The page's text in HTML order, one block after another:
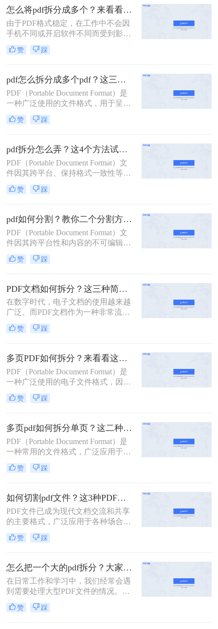
些常用的方法，帮助您轻松实现将一
个PDF拆成两部分的目标。
怎么将pdf拆分成多个？来看看这几个PDF拆分方法！
由于PDF格式稳定，在工作中不会因
手机不同或开启软件不同而受到影
响，因此我们经常使用PDF来传输文
件。但是，经常会遇到一种情况，需
部分内容，有些内容并不方便给他人
看。因此，此时最好的办法就是把它
拆分。所以，怎么将pdf拆分成多个
呢？以下是3种有用的PDF拆分方法，
一起来看看吧。
赞 踩
pdf怎么拆分成多个pdf？这三种方法教你轻松拆分！
PDF（Portable Document Format）是
一种广泛使用的文件格式，用于呈现
文档，因为它可以保持原始文档的格
式和布局，不受操作系统、软件或硬
将一个大型PDF文件拆分成多个较小
的PDF文件，以便于传输、编辑或阅
读。那么pdf怎么拆分成多个pdf呢？
本文将介绍三种拆分PDF的方法，并
提供一些实用技巧。
赞 踩
pdf拆分怎么弄？这4个方法试试看吧！
PDF（Portable Document Format）文
件因其跨平台、保持格式一致性等特
点，在办公和学习中得到了广泛应
用。然而，有时我们需要将一个较大
于分享、管理或打印。那么pdf拆分怎
么弄呢？本文将详细介绍几种常见的
PDF拆分方法，帮助您轻松完成PDF
文件的拆分工作。
赞 踩
pdf如何分割？教你二个分割方法！
PDF（Portable Document Format）文
件因其跨平台性和内容的不可编辑
性，在日常工作和学习中得到了广泛
应用。然而，有时我们需要将较大的
便于管理、传输或打印。那么pdf如何
分割呢？本文将详细介绍几种PDF分
割的方法，帮助您轻松完成这一任
务。
赞 踩
PDF文档如何拆分？这三种简单方法可以学习！
在数字时代，电子文档的使用越来越
广泛。而PDF文档作为一种非常流行
的电子文档格式，常常用于存储和传
输各种类型的文件。然而，有时候我
时候就需要将PDF文档拆分为多个部
分。本文将介绍PDF文档如何拆分，
并提供了几种实用的方法。
赞 踩
多页PDF如何拆分？来看看这三个PDF拆分方法！
PDF（Portable Document Format）是
一种广泛使用的电子文件格式，因其
跨平台、不易修改的特性而备受青
睐。然而，有时我们可能需要对一个
单独处理或分享其中的某一部分。那
么多页pdf如何拆分呢？本文将详细介
绍几种拆分多页PDF的方法，帮助读
者轻松应对这一需求。
赞 踩
多页pdf如何拆分单页？这二种方法可以有效解决你的问题！
PDF（Portable Document Format）是
一种常用的文件格式，广泛应用于文
档分享、电子书、合同签署等领域。
然而，有时我们可能需要将一个包含
页PDF文件，以便于更灵活地管理和
使用。那么多页pdf如何拆分单页呢？
本文将详细介绍几种拆分多页PDF为
单页PDF的方法，帮助读者轻松应对
这一需求。
赞 踩
如何切割pdf文件？这3种PDF分割方法很简单!
PDF文件已成为现代文档交流和共享
的主要格式，广泛应用于各种场合，
如商务、教育、科研等。但是，PDF
文件通常比较大，内容较多，如果需
往往会比较麻烦。为了解决这些问
题，我们需要一款方便易用的PDF文
件切割工具。那么如何切割pdf文件？
一个工具轻松搞定！一起来看看吧。
赞 踩
怎么把一个大的pdf拆分？大家试试这二种常用方法！
在日常工作和学习中，我们经常会遇
到需要处理大型PDF文件的情况。当
这些文件过于庞大，包含多个章节或
页面时，我们可能会希望将其拆分成
赞 踩